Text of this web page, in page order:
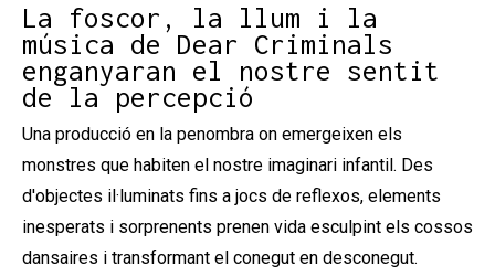
La foscor, la llum i la
música de Dear Criminals
enganyaran el nostre sentit
de la percepció
Una producció en la penombra on emergeixen els
monstres que habiten el nostre imaginari infantil. Des
d'objectes il·luminats fins a jocs de reflexos, elements
inesperats i sorprenents prenen vida esculpint els cossos
dansaires i transformant el conegut en desconegut.